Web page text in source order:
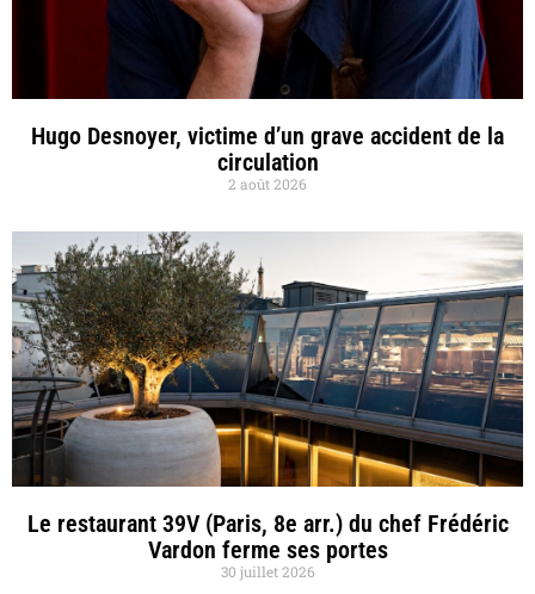
Hugo Desnoyer, victime d’un grave accident de la
circulation
2 août 2026
Le restaurant 39V (Paris, 8e arr.) du chef Frédéric
Vardon ferme ses portes
30 juillet 2026